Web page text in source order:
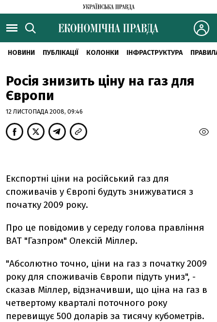
НОВИНИ ПУБЛІКАЦІЇ КОЛОНКИ ІНФРАСТРУКТУРА
Росія знизить ціну на газ для
Європи
12 ЛИСТОПАДА 2008, 09:46
Експортні ціни на російський газ для
споживачів у Європі будуть знижуватися з
початку 2009 року.
Про це повідомив у середу голова правління
ВАТ "Газпром" Олексій Міллер.
"Абсолютно точно, ціни на газ з початку 2009
року для споживачів Європи підуть униз", -
сказав Міллер, відзначивши, що ціна на газ в
четвертому кварталі поточного року
перевищує 500 доларів за тисячу кубометрів.